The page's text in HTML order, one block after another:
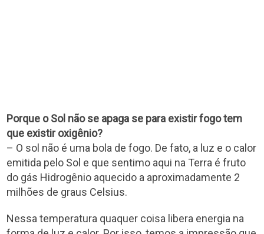
Porque o Sol não se apaga se para existir fogo tem
que existir oxigênio?
– O sol não é uma bola de fogo. De fato, a luz e o calor
emitida pelo Sol e que sentimo aqui na Terra é fruto
do gás Hidrogênio aquecido a aproximadamente 2
milhões de graus Celsius.
Nessa temperatura quaquer coisa libera energia na